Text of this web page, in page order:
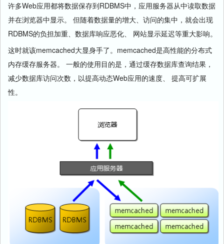
许多Web应用都将数据保存到RDBMS中，应用服务器从中读取数据
并在浏览器中显示。 但随着数据量的增大、访问的集中，就会出现
RDBMS的负担加重、数据库响应恶化、 网站显示延迟等重大影响。
这时就该memcached大显身手了。memcached是高性能的分布式
内存缓存服务器。 一般的使用目的是，通过缓存数据库查询结果，
减少数据库访问次数，以提高动态Web应用的速度、 提高可扩展
性。